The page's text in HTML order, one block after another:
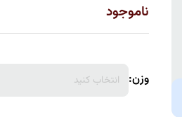
ناموجود
وزن: انتخاب کنید